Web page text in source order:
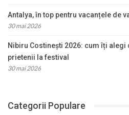
Antalya, în top pentru vacanțele de
30 mai 2026
Nibiru Costinești 2026: cum îți
prietenii la festival
30 mai 2026
Categorii Populare